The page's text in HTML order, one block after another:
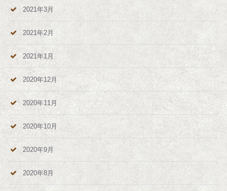
2021年3月
2021年2月
2021年1月
2020年12月
2020年11月
2020年10月
2020年9月
2020年8月